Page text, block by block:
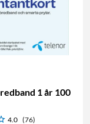
1 år 100
4.0 (76)